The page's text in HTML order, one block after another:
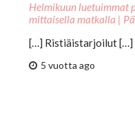
Helmikuun luetuimmat
mittaisella matkalla |
[…] Ristiäistarjoilut […]
5 vuotta ago